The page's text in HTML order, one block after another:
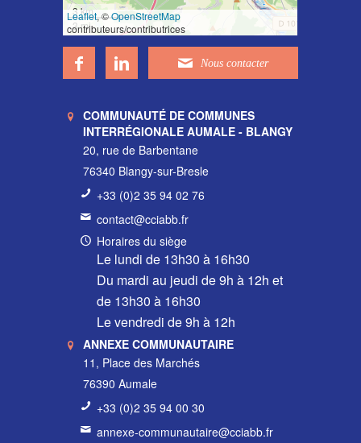
3 km
3 mi
Leaflet, ©OpenStreetMap
contributeurs/contributrices
COMMUNAUTÉ DE COMMUNES
INTERRÉGIONALE AUMALE - BLANGY
20, rue de Barbentane
76340 Blangy-sur-Bresle
+33 (0)2 35 94 02 76
contact@cciabb.fr
Horaires du siège
Le lundi de 13h30 à 16h30
Du mardi au jeudi de 9h à 12h et
de 13h30 à 16h30
Le vendredi de 9h à 12h
ANNEXE COMMUNAUTAIRE
11, Place des Marchés
76390 Aumale
+33 (0)2 35 94 00 30
annexe-communautaire@cciabb.fr